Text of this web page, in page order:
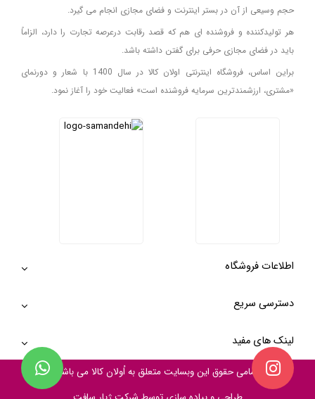
حجم وسیعی از آن در بستر اینترنت و فضای مجازی انجام می گیرد.
هر تولیدکننده و فروشنده ای هم که قصد رقابت درعرصه تجارت را دارد، الزاماً
باید در فضای مجازی حرفی برای گفتن داشته باشد.
براین اساس، فروشگاه اینترنتی اولان کالا در سال 1400 با شعار و دورنمای
«مشتری، ارزشمندترین سرمایه فروشنده است» فعالیت خود را آغاز نمود.
اطلاعات فروشگاه
دسترسی سریع
لینک های مفید
تمامی حقوق این وبسایت متعلق بهاُولان کالامی باشد